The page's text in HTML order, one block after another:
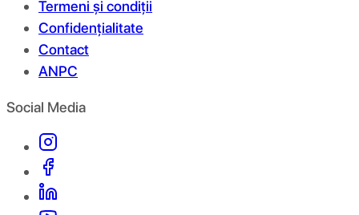
Termeni și condiții
Confidențialitate
Contact
ANPC
Social Media